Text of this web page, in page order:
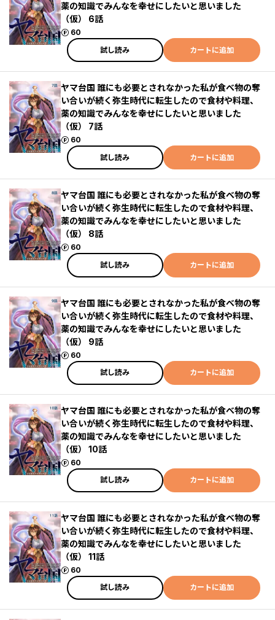
薬の知識でみんなを幸せにしたいと思いました
（仮） 6話
60
ポイント
試し読み
カートに追加
ヤマ台国 誰にも必要とされなかった私が食べ物の奪
い合いが続く弥生時代に転生したので食材や料理、
薬の知識でみんなを幸せにしたいと思いました
（仮） 7話
60
ポイント
試し読み
カートに追加
ヤマ台国 誰にも必要とされなかった私が食べ物の奪
い合いが続く弥生時代に転生したので食材や料理、
薬の知識でみんなを幸せにしたいと思いました
（仮） 8話
60
ポイント
試し読み
カートに追加
ヤマ台国 誰にも必要とされなかった私が食べ物の奪
い合いが続く弥生時代に転生したので食材や料理、
薬の知識でみんなを幸せにしたいと思いました
（仮） 9話
60
ポイント
試し読み
カートに追加
ヤマ台国 誰にも必要とされなかった私が食べ物の奪
い合いが続く弥生時代に転生したので食材や料理、
薬の知識でみんなを幸せにしたいと思いました
（仮） 10話
60
ポイント
試し読み
カートに追加
ヤマ台国 誰にも必要とされなかった私が食べ物の奪
い合いが続く弥生時代に転生したので食材や料理、
薬の知識でみんなを幸せにしたいと思いました
（仮） 11話
60
ポイント
試し読み
カートに追加